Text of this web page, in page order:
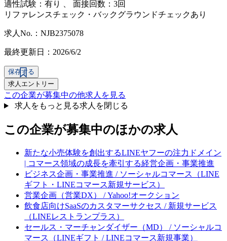
適性試験： 有り
面接回数：3回
リファレンスチェック・バックグラウンドチェックあり
求人No.：NJB2375078
最終更新日：2026/6/2
保存する
求人エントリー
この企業が募集中の他求人を見る
求人をもっと見る求人を閉じる
この企業が募集中のほかの求人
新たな小売体験を創出するLINEヤフーの注力ドメイン
| コマース領域の成長を牽引する経営企画・事業推進
ビジネス企画・事業推進 / ソーシャルコマース（LINE
ギフト・LINEコマース新規サービス）
営業企画（営業DX） / Yahoo!オークション
飲食店向けSaaSのカスタマーサクセス / 新規サービス
（LINEレストランプラス）
セールス・マーチャンダイザー（MD） / ソーシャルコ
マース（LINEギフト / LINEコマース新規事業）